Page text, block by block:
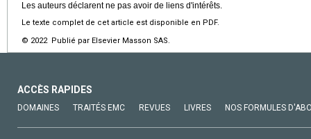
Les auteurs déclarent ne pas avoir de liens d'intérêts.
Le texte complet de cet article est disponible en PDF.
© 2022 Publié par Elsevier Masson SAS.
ACCÈS RAPIDES
DOMAINES TRAITÉS EMC REVUES LIVRES NOS FORMULES